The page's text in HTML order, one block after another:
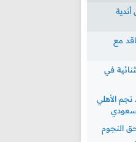
مع
في
الأهلي
النجوم